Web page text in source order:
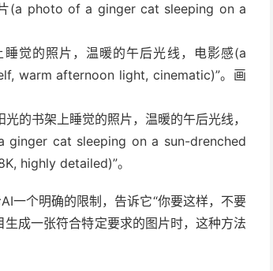
(a photo of a ginger cat sleeping on a
觉的照片，温暖的午后光线，电影感(a
warm afternoon light, cinematic)”。画
的书架上睡觉的照片，温暖的午后光线，
cat sleeping on a sun-drenched
highly detailed)”。
一个明确的限制，告诉它“你要这样，不要
成一张符合特定要求的图片时，这种方法